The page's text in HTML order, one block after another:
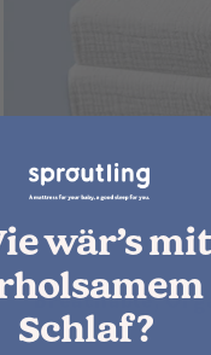
Breathable,
wär’s mit
Schlaf?